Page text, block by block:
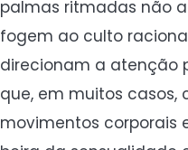
palmas ritmadas não
fogem ao culto
direcionam a atenção
que, em muitos
movimentos corporais